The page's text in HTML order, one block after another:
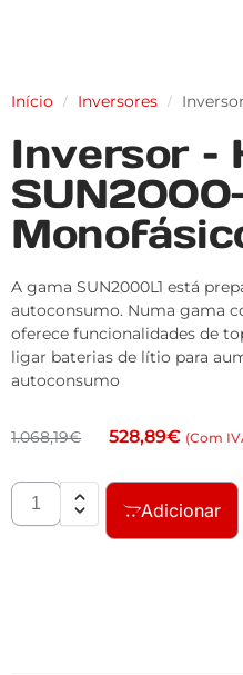
Início / Inversores / Inversor –
Inversor –
A gama SUN2000L1 está
autoconsumo. Numa gama
oferece funcionalidades de
ligar baterias de lítio para
autoconsumo
1.068,19€ 528,89€ (Com
Adicionar